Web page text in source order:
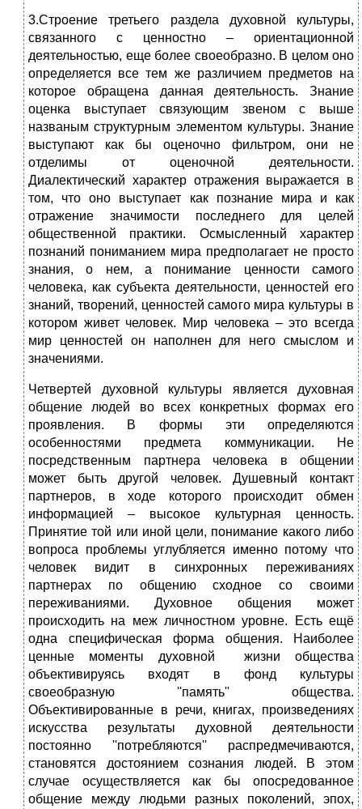
3.Строение третьего раздела духовной культуры,
связанного с ценностно – ориентационной
деятельностью, еще более своеобразно. В целом оно
определяется все тем же различием предметов на
которое обращена данная деятельность. Знание
оценка выступает связующим звеном с выше
названым структурным элементом культуры. Знание
выступают как бы оценочно фильтром, они не
отделимы от оценочной деятельности.
Диалектический характер отражения выражается в
том, что оно выступает как познание мира и как
отражение значимости последнего для целей
общественной практики. Осмысленный характер
познаний пониманием мира предполагает не просто
знания, о нем, а понимание ценности самого
человека, как субъекта деятельности, ценностей его
знаний, творений, ценностей самого мира культуры в
котором живет человек. Мир человека – это всегда
мир ценностей он наполнен для него смыслом и
значениями.
Четвертей духовной культуры является духовная
общение людей во всех конкретных формах его
проявления. В формы эти определяются
особенностями предмета коммуникации. Не
посредственным партнера человека в общении
может быть другой человек. Душевный контакт
партнеров, в ходе которого происходит обмен
информацией – высокое культурная ценность.
Принятие той или иной цели, понимание какого либо
вопроса проблемы углубляется именно потому что
человек видит в синхронных переживаниях
партнерах по общению сходное со своими
переживаниями. Духовное общения может
происходить на меж личностном уровне. Есть ещё
одна специфическая форма общения. Наиболее
ценные моменты духовной жизни общества
объективируясь входят в фонд культуры
своеобразную ''память'' общества.
Объективированные в речи, книгах, произведениях
искусства результаты духовной деятельности
постоянно ''потребляются'' распредмечиваются,
становятся достоянием сознания людей. В этом
случае осуществляется как бы опосредованное
общение между людьми разных поколений, эпох,